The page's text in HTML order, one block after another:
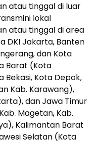
atau tinggal di luar
lokal
atau tinggal di area
DKI Jakarta, Banten
dan Kota
Barat (Kota
Bekasi, Kota Depok,
Kab. Karawang),
dan Jawa Timur
Magetan, Kab.
Kalimantan Barat
Selatan (Kota